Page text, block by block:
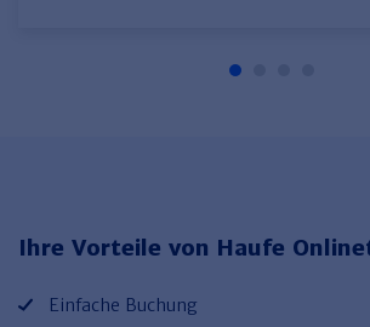
Ihre Vorteile von Haufe
Einfache Buchung